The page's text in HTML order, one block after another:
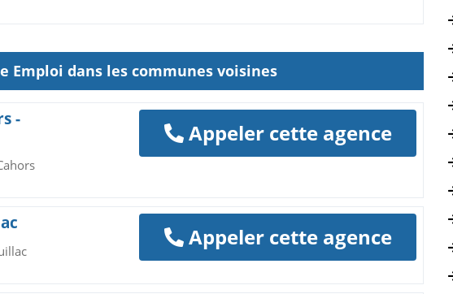
Emploi dans les communes voisines
-
Appeler cette agence
Appeler cette agence